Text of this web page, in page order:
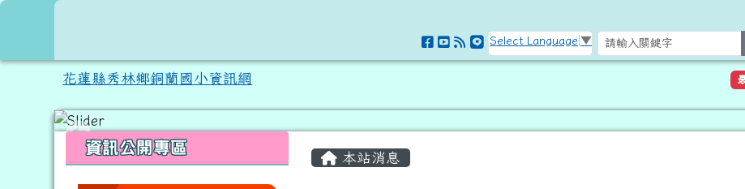
跳至主內容區
Select Language ▼
花蓮縣秀林鄉銅蘭國小資訊網
左邊區域內容
資訊公開專區 主內容區域
本站消息
頁尾區域